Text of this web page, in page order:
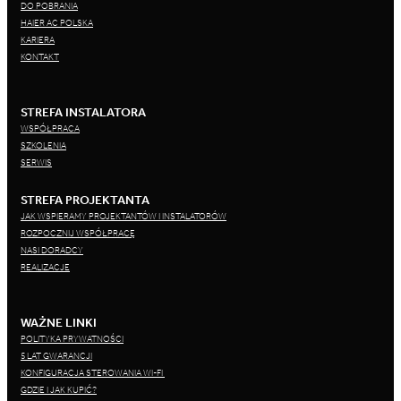
DO POBRANIA
HAIER AC POLSKA
KARIERA
KONTAKT
STREFA INSTALATORA
WSPÓŁPRACA
SZKOLENIA
SERWIS
STREFA PROJEKTANTA
JAK WSPIERAMY PROJEKTANTÓW I INSTALATORÓW
ROZPOCZNIJ WSPÓŁPRACĘ
NASI DORADCY
REALIZACJE
WAŻNE LINKI
POLITYKA PRYWATNOŚCI
5 LAT GWARANCJI
KONFIGURACJA STEROWANIA WI-FI
GDZIE I JAK KUPIĆ?